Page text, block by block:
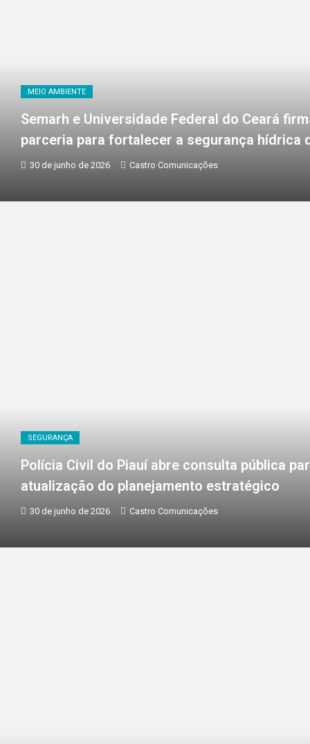
MEIO AMBIENTE
Semarh e Universidade Federal do Ceará
parceria para fortalecer a segurança hídrica
30 de junho de 2026 Castro Comunicações
SEGURANÇA
Polícia Civil do Piauí abre consulta pública
atualização do planejamento estratégico
30 de junho de 2026 Castro Comunicações